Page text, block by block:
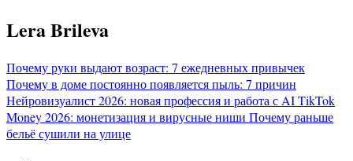
Перейти
к
Lera Brileva
Почему руки выдают возраст: 7 ежедневных привычек
Почему в доме постоянно появляется пыль: 7 причин
Нейровизуалист 2026: новая профессия и работа с AITikTok
Money 2026: монетизация и вирусные ниши Почему раньше
бельё сушили на улице